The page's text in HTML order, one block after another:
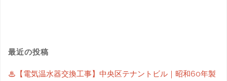
最近の投稿
♨【電気温水器交換工事】中央区テナントビル｜昭和60年製